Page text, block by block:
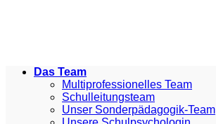
Das Team
Multiprofessionelles Team
Schulleitungsteam
Unser Sonderpädagogik-Team